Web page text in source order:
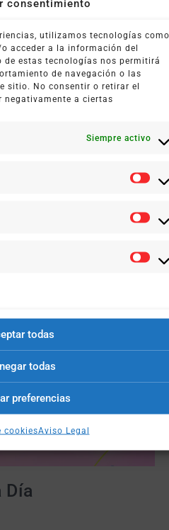
consentimiento
utilizamos tecnologías como
acceder a la información del
estas tecnologías nos permitirá
de navegación o las
sitio. No consentir o retirar el
negativamente a ciertas
Siempre activo
todas
todas
preferencias
cookiesAviso Legal
ahora qué hago?
SIGUIENTE
Tengo miedo a morir
Día